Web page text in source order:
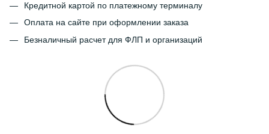
Кредитной картой по платежному терминалу
Оплата на сайте при оформлении заказа
Безналичный расчет для ФЛП и организаций